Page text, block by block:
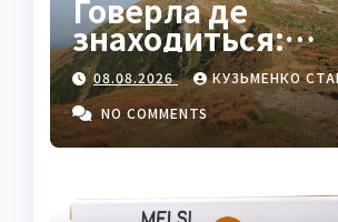
Говерла де
знаходиться:
найвища
України в серці
Карпат
08.08.2026
КУЗЬМЕНКО
NO COMMENTS